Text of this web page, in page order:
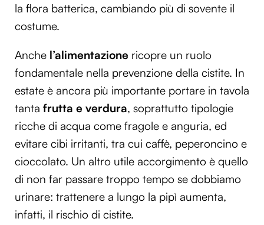
la flora batterica, cambiando più di sovente il
costume.
Anche l’alimentazione ricopre un ruolo
fondamentale nella prevenzione della cistite. In
estate è ancora più importante portare in tavola
tanta frutta e verdura, soprattutto tipologie
ricche di acqua come fragole e anguria, ed
evitare cibi irritanti, tra cui caffè, peperoncino e
cioccolato. Un altro utile accorgimento è quello
di non far passare troppo tempo se dobbiamo
urinare: trattenere a lungo la pipì aumenta,
infatti, il rischio di cistite.